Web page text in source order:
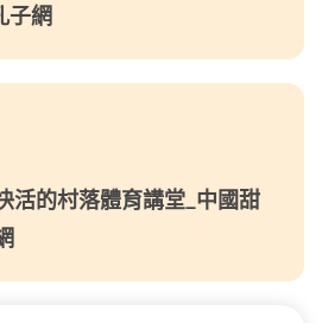
子網
的村落體育講堂_中國甜